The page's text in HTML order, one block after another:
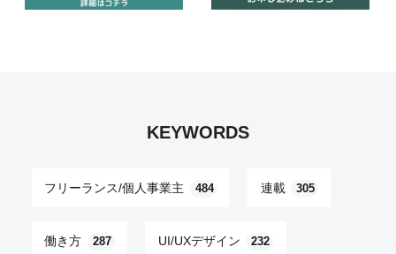
KEYWORDS
フリーランス/個人事業主 484 連載 305
働き方 287 UI/UXデザイン 232